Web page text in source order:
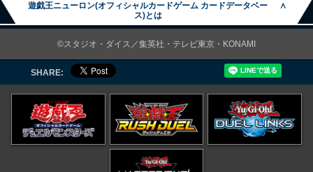
遊戯王ニューロン(オフィシャルカードゲーム カードデータベー
ス)とは
∧
©スタジオ・ダイス／集英社・テレビ東京・KONAMI
SHARE: